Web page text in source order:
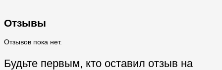
Отзывы
Отзывов пока нет.
Будьте первым, кто оставил отзыв на